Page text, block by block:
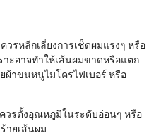
วรหลีกเลี่ยงการเช็ดผมแรงๆ หรือ
าะอาจทำให้เส้นผมขาดหรือแตก
ผ้าขนหนูไมโครไฟเบอร์ หรือ
วรตั้งอุณหภูมิในระดับอ่อนๆ หรือ
ายเส้นผม